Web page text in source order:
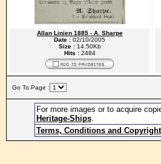
Allan Linien 1885 - A. Sharpe
Date : 02/10/2005
Size : 14.50Kb
Hits : 2484
Go To Page :
For more images or to acquire
Heritage-Ships.
Terms, Conditions and Copyright